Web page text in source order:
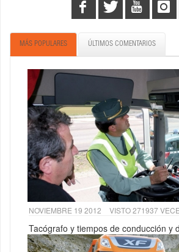
MÁS POPULARES ÚLTIMOS COMENTARIOS
NOVIEMBRE 19 2012 VISTO 271937
Tacógrafo y tiempos de conducción y